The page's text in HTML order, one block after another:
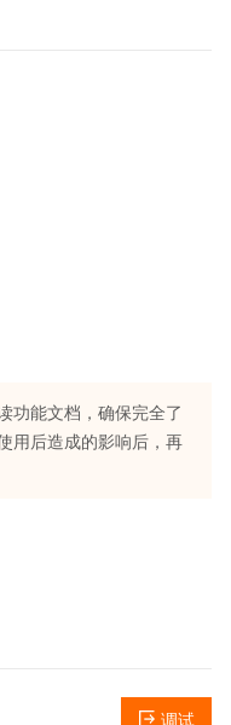
功能文档，确保完全了
用后造成的影响后，再
调试